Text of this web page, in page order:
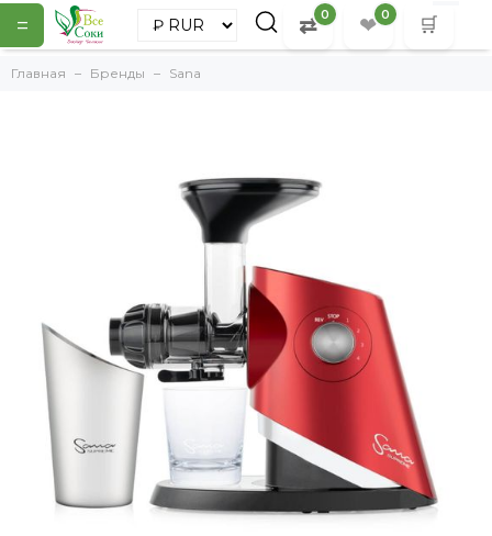
= ⇄ 0 ❤ 0 🛒
Главная Бренды Sana